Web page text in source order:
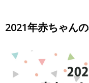
2021年赤ちゃん